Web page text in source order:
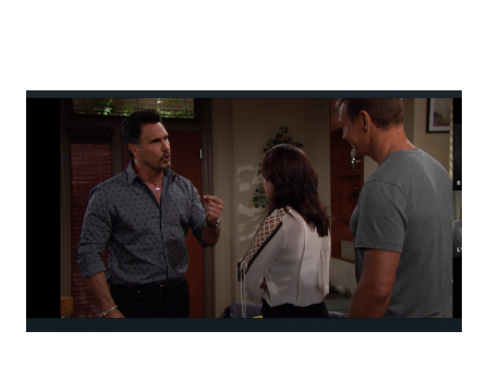
News Musica
News Spettacolo
Benessere
Casa
Cucina e Ricette
Consigli di Cucina